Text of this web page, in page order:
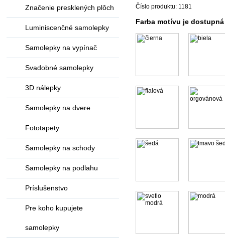
Číslo produktu: 1181
Farba motívu je
Značenie presklených plôch
Luminiscenčné samolepky
Samolepky na vypínač
Svadobné samolepky
3D nálepky
Samolepky na dvere
Fototapety
Samolepky na schody
Samolepky na podlahu
Príslušenstvo
Pre koho kupujete
samolepky